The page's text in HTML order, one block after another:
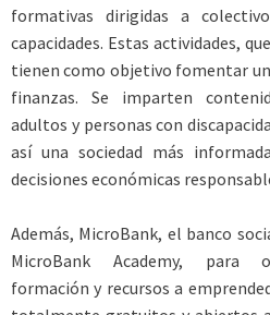
formativas dirigidas a
capacidades. Estas actividades,
tienen como objetivo fomentar
finanzas. Se imparten
adultos y personas con
así una sociedad más
decisiones económicas
Además, MicroBank, el banco
MicroBank Academy, para
formación y recursos a